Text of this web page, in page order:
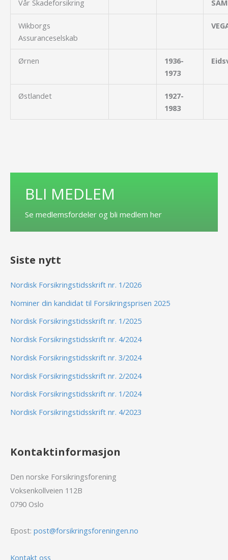
Vår Skadeforsikring
Wikborgs
Assuranceselskab
Ørnen
1936-
1973
Østlandet
1927-
1983
BLI MEDLEM
Se medlemsfordeler og bli medlem her
Siste nytt
Nordisk Forsikringstidsskrift nr. 1/2026
Nominer din kandidat til Forsikringsprisen 2025
Nordisk Forsikringstidsskrift nr. 1/2025
Nordisk Forsikringstidsskrift nr. 4/2024
Nordisk Forsikringstidsskrift nr. 3/2024
Nordisk Forsikringstidsskrift nr. 2/2024
Nordisk Forsikringstidsskrift nr. 1/2024
Nordisk Forsikringstidsskrift nr. 4/2023
Kontaktinformasjon
Den norske Forsikringsforening
Voksenkollveien 112B
0790 Oslo
Epost: post@forsikringsforeningen.no
Kontakt oss